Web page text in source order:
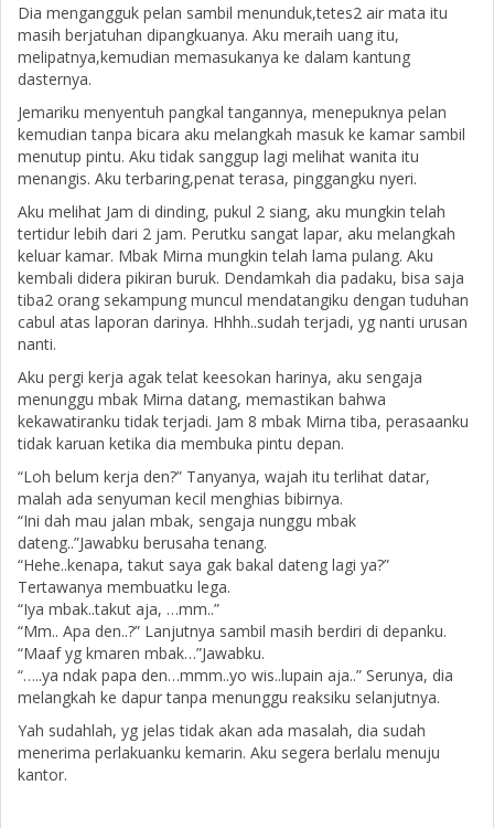
Dia mengangguk pelan sambil menunduk,tetes2 air mata itu
masih berjatuhan dipangkuanya. Aku meraih uang itu,
melipatnya,kemudian memasukanya ke dalam kantung
dasternya.
Jemariku menyentuh pangkal tangannya, menepuknya pelan
kemudian tanpa bicara aku melangkah masuk ke kamar sambil
menutup pintu. Aku tidak sanggup lagi melihat wanita itu
menangis. Aku terbaring,penat terasa, pinggangku nyeri.
Aku melihat Jam di dinding, pukul 2 siang, aku mungkin telah
tertidur lebih dari 2 jam. Perutku sangat lapar, aku melangkah
keluar kamar. Mbak Mirna mungkin telah lama pulang. Aku
kembali didera pikiran buruk. Dendamkah dia padaku, bisa saja
tiba2 orang sekampung muncul mendatangiku dengan tuduhan
cabul atas laporan darinya. Hhhh..sudah terjadi, yg nanti urusan
nanti.
Aku pergi kerja agak telat keesokan harinya, aku sengaja
menunggu mbak Mirna datang, memastikan bahwa
kekawatiranku tidak terjadi. Jam 8 mbak Mirna tiba, perasaanku
tidak karuan ketika dia membuka pintu depan.
“Loh belum kerja den?” Tanyanya, wajah itu terlihat datar,
malah ada senyuman kecil menghias bibirnya.
“Ini dah mau jalan mbak, sengaja nunggu mbak
dateng..”Jawabku berusaha tenang.
“Hehe..kenapa, takut saya gak bakal dateng lagi ya?”
Tertawanya membuatku lega.
“Iya mbak..takut aja, …mm..”
“Mm.. Apa den..?” Lanjutnya sambil masih berdiri di depanku.
“Maaf yg kmaren mbak…”Jawabku.
“…..ya ndak papa den…mmm..yo wis..lupain aja..” Serunya, dia
melangkah ke dapur tanpa menunggu reaksiku selanjutnya.
Yah sudahlah, yg jelas tidak akan ada masalah, dia sudah
menerima perlakuanku kemarin. Aku segera berlalu menuju
kantor.